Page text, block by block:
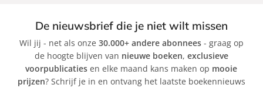
De nieuwsbrief die je niet wilt missen
Wil jij - net als onze 30.000+ andere abonnees- graag op
de hoogte blijven van nieuwe boeken, exclusieve
voorpublicaties en elke maand kans maken op mooie
prijzen? Schrijf je in en ontvang het laatste boekennieuws